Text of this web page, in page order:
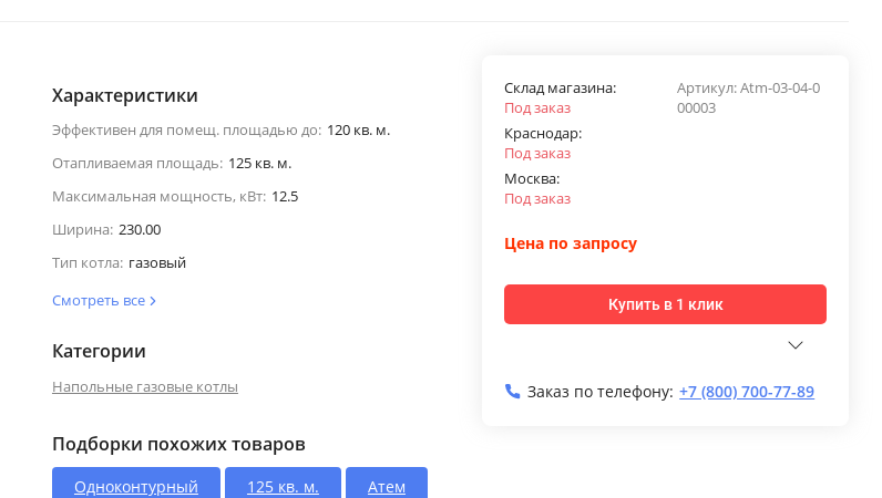
Характеристики
Эффективен для помещ. площадью до: 120 кв. м.
Отапливаемая площадь: 125 кв. м.
Максимальная мощность, кВт: 12.5
Ширина: 230.00
Тип котла: газовый
Смотреть все
Категории
Напольные газовые котлы
Подборки похожих товаров
Одноконтурный 125 кв. м.
Атем
Артикул:Atm-03-04-0
00003
Склад магазина:
Под заказ
Краснодар:
Под заказ
Москва:
Под заказ
Цена по запросу
Купить в 1 клик
Заказ по телефону: +7 (800) 700-77-89